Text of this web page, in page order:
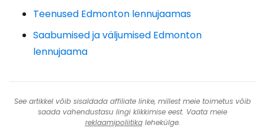
Teenused Edmonton lennujaamas
Saabumised ja väljumised Edmonton
lennujaama
See artikkel võib sisaldada affiliate linke, millest meie toimetus võib
saada vahendustasu lingi klikkimise eest. Vaata meie
reklaamipoliitikalehekülge.